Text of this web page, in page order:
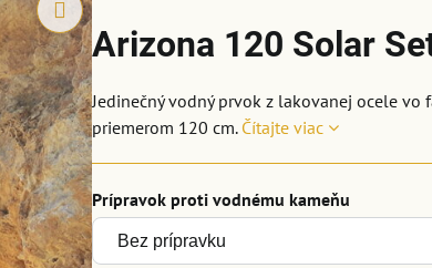
Arizona 120 Solar
Jedinečný vodný prvok z lakovanej ocele vo
priemerom 120 cm. Čítajte viac
Prípravok proti vodnému kameňu